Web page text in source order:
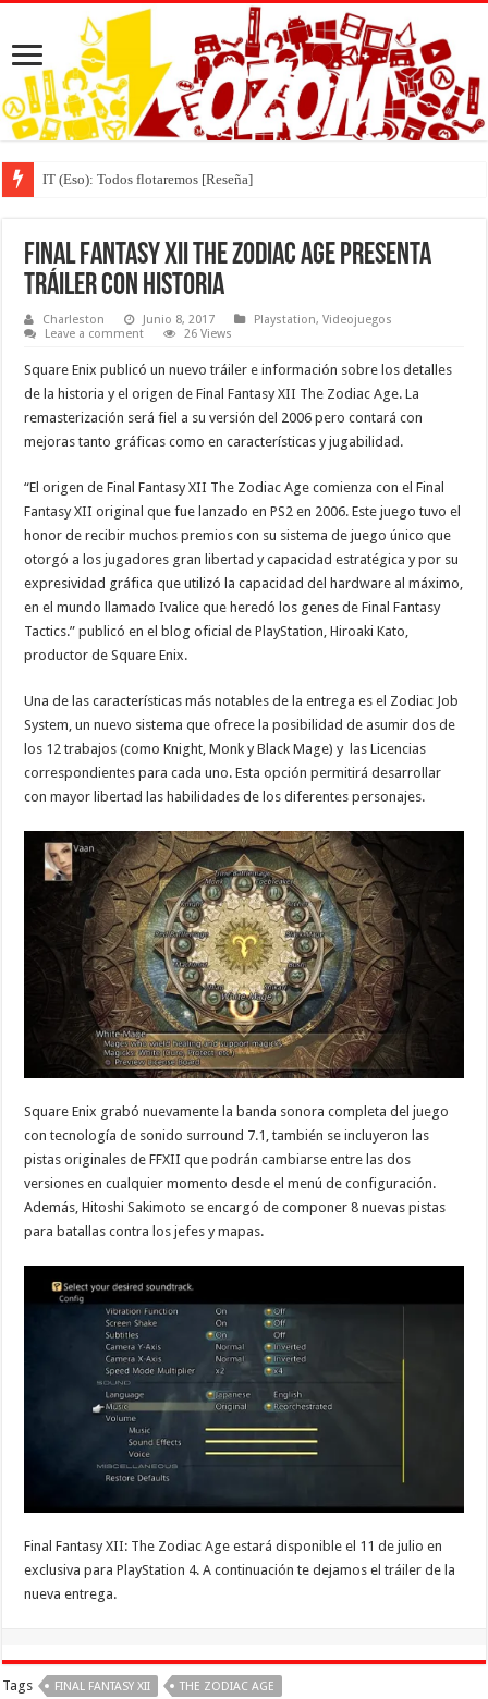
IT (Eso): Todos flotaremos [Reseña]
Final Fantasy XII The Zodiac Age presenta
tráiler con historia
Charleston Junio 8, 2017 Playstation,Videojuegos
Leave a comment
26 Views
Square Enix publicó un nuevo tráiler e información sobre los detalles
de la historia y el origen de Final Fantasy XII The Zodiac Age. La
remasterización será fiel a su versión del 2006 pero contará con
mejoras tanto gráficas como en características y jugabilidad.
“El origen de Final Fantasy XII The Zodiac Age comienza con el Final
Fantasy XII original que fue lanzado en PS2 en 2006. Este juego tuvo el
honor de recibir muchos premios con su sistema de juego único que
otorgó a los jugadores gran libertad y capacidad estratégica y por su
expresividad gráfica que utilizó la capacidad del hardware al máximo,
en el mundo llamado Ivalice que heredó los genes de Final Fantasy
Tactics.” publicó en el blog oficial de PlayStation, Hiroaki Kato,
productor de Square Enix.
Una de las características más notables de la entrega es el Zodiac Job
System, un nuevo sistema que ofrece la posibilidad de asumir dos de
los 12 trabajos (como Knight, Monk y Black Mage) y las Licencias
correspondientes para cada uno. Esta opción permitirá desarrollar
con mayor libertad las habilidades de los diferentes personajes.
Square Enix grabó nuevamente la banda sonora completa del juego
con tecnología de sonido surround 7.1, también se incluyeron las
pistas originales de FFXII que podrán cambiarse entre las dos
versiones en cualquier momento desde el menú de configuración.
Además, Hitoshi Sakimoto se encargó de componer 8 nuevas pistas
para batallas contra los jefes y mapas.
Final Fantasy XII: The Zodiac Age estará disponible el 11 de julio en
exclusiva para PlayStation 4. A continuación te dejamos el tráiler de la
nueva entrega.
Tags FINAL FANTASY XII THE ZODIAC AGE